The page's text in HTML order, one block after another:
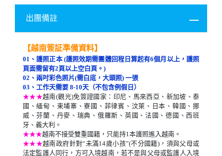
出團備註
【越南簽証準備資料】
01、護照正本 (護照效期需團體回程日算起有6個月以上，護照
頁面需留有2頁以上空白頁。)
02、兩吋彩色照片(需白底，大頭照) 一張
03、工作天需要 8-10天（不包含例假日）
★★★越南(觀光)免簽證國家：印尼、馬來西亞、新加坡、泰
國、緬甸、柬埔寨、寮國、菲律賓、汶萊、日本、韓國、挪
威、芬蘭、丹麥、瑞典、俄羅斯、英國、法國、德國、西班
牙、義大利。
★★★越南不接受雙重國籍，只能持1本護照進入越南。
★★★越南政府針對“未滿14歲小孩”(不分國籍)，須與父母或
法定監護人同行，方可入境越南，若不是與父母或監護人入境